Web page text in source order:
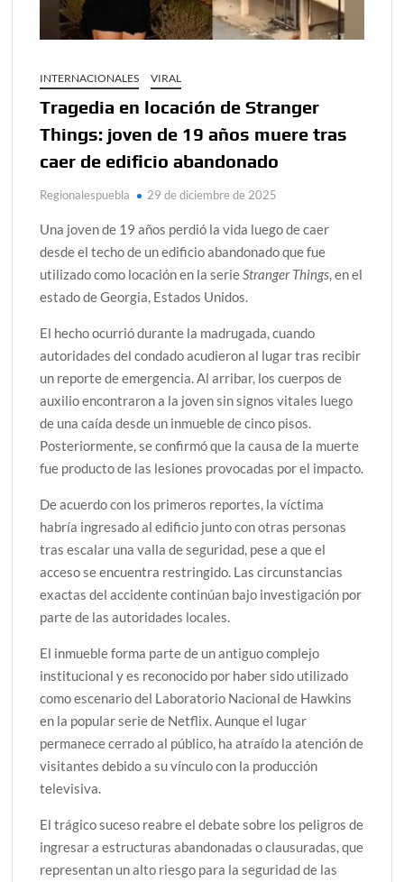
INTERNACIONALES VIRAL
Tragedia en locación de Stranger
Things: joven de 19 años muere tras
caer de edificio abandonado
Regionalespuebla 29 de diciembre de 2025
Una joven de 19 años perdió la vida luego de caer
desde el techo de un edificio abandonado que fue
utilizado como locación en la serie Stranger Things , en el
estado de Georgia, Estados Unidos.
El hecho ocurrió durante la madrugada, cuando
autoridades del condado acudieron al lugar tras recibir
un reporte de emergencia. Al arribar, los cuerpos de
auxilio encontraron a la joven sin signos vitales luego
de una caída desde un inmueble de cinco pisos.
Posteriormente, se confirmó que la causa de la muerte
fue producto de las lesiones provocadas por el impacto.
De acuerdo con los primeros reportes, la víctima
habría ingresado al edificio junto con otras personas
tras escalar una valla de seguridad, pese a que el
acceso se encuentra restringido. Las circunstancias
exactas del accidente continúan bajo investigación por
parte de las autoridades locales.
El inmueble forma parte de un antiguo complejo
institucional y es reconocido por haber sido utilizado
como escenario del Laboratorio Nacional de Hawkins
en la popular serie de Netflix. Aunque el lugar
permanece cerrado al público, ha atraído la atención de
visitantes debido a su vínculo con la producción
televisiva.
El trágico suceso reabre el debate sobre los peligros de
ingresar a estructuras abandonadas o clausuradas, que
representan un alto riesgo para la seguridad de las